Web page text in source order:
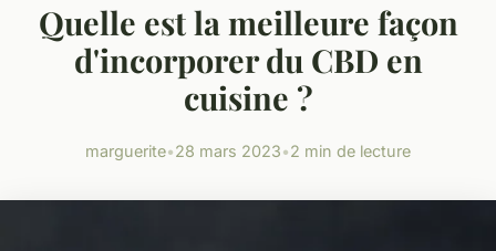
Quelle est la meilleure façon
d'incorporer du CBD en
cuisine ?
marguerite•28 mars 2023•2 min de lecture